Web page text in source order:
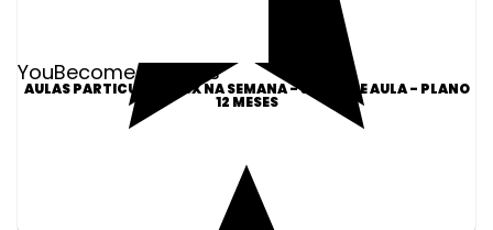
YouBecome Idiomas
AULAS PARTICULARES 3X NA SEMANA - 30MIN DE AULA - PLANO
12 MESES